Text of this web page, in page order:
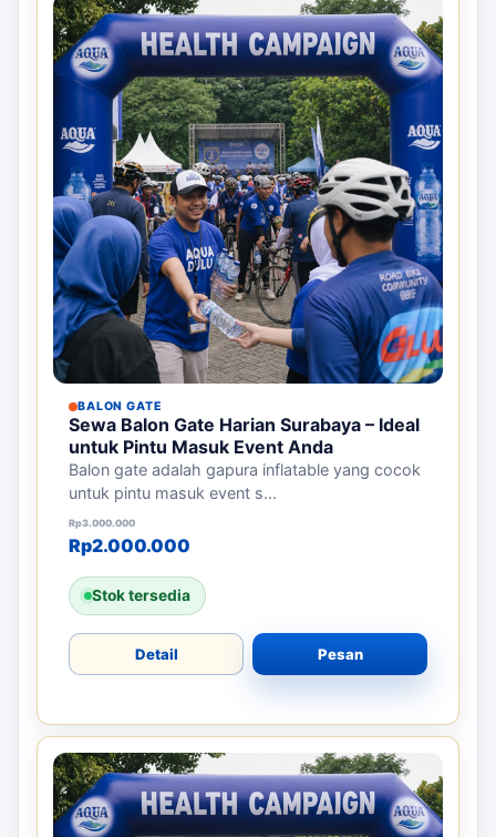
BALON GATE
Sewa Balon Gate Harian Surabaya – Ideal
untuk Pintu Masuk Event Anda
Balon gate adalah gapura inflatable yang cocok
untuk pintu masuk event s...
Rp3.000.000
Harga aslinya adalah: Rp3.000.000.
Rp2.000.000
Harga saat ini adalah: Rp2.000.000.
Stok tersedia
Detail Pesan